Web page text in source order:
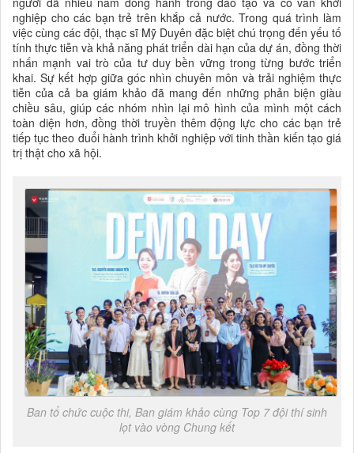
nghiệp cho các bạn trẻ trên khắp cả nước. Trong quá trình làm
việc cùng các đội, thạc sĩ Mỹ Duyên đặc biệt chú trọng đến yếu tố
tính thực tiễn và khả năng phát triển dài hạn của dự án, đồng thời
nhấn mạnh vai trò của tư duy bền vững trong từng bước triển
khai. Sự kết hợp giữa góc nhìn chuyên môn và trải nghiệm thực
tiễn của cả ba giám khảo đã mang đến những phản biện giàu
chiều sâu, giúp các nhóm nhìn lại mô hình của mình một cách
toàn diện hơn, đồng thời truyền thêm động lực cho các bạn trẻ
tiếp tục theo đuổi hành trình khởi nghiệp với tinh thần kiến tạo giá
trị thật cho xã hội.
Ban tổ chức cuộc thi, Ban giám khảo cùng Top 7 đội thí sinh
lọt vào vòng Chung kết